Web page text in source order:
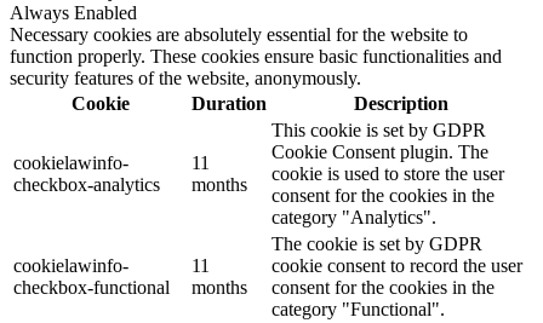
Always Enabled
Necessary cookies are absolutely essential for the website to
function properly. These cookies ensure basic functionalities and
security features of the website, anonymously.
Cookie
Duration Description
cookielawinfo-
checkbox-analytics
11
months
This cookie is set by GDPR
Cookie Consent plugin. The
cookie is used to store the user
consent for the cookies in the
category "Analytics".
cookielawinfo-
checkbox-functional
11
months
The cookie is set by GDPR
cookie consent to record the user
consent for the cookies in the
category "Functional".